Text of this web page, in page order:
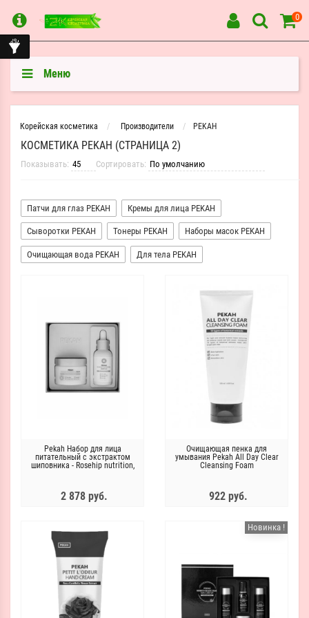
0
Меню
Корейская косметика Производители PEKAH
КОСМЕТИКА PEKAH (СТРАНИЦА 2)
Показывать: Сортировать:
Патчи для глаз PEKAH Кремы для лица PEKAH
Сыворотки PEKAH Тонеры PEKAH Наборы масок PEKAH
Очищающая вода PEKAH Для тела PEKAH
Pekah Набор для лица
питательный с экстрактом
шиповника - Rosehip nutrition,
2 878 руб.
Очищающая пенка для
умывания Pekah All Day Clear
Cleansing Foam
922 руб.
Новинка !